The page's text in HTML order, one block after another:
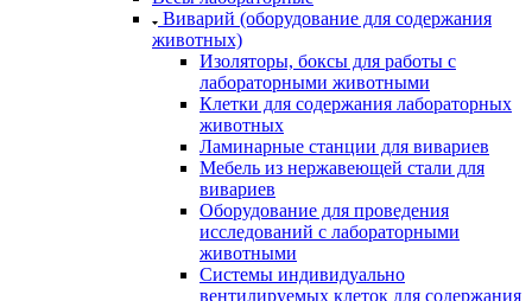
Виварий (оборудование для содержания
животных)
Изоляторы, боксы для работы с
лабораторными животными
Клетки для содержания лабораторных
животных
Ламинарные станции для вивариев
Мебель из нержавеющей стали для
вивариев
Оборудование для проведения
исследований с лабораторными
животными
Системы индивидуально
вентилируемых клеток для содержания